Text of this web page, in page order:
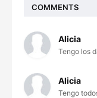
COMMENTS
Alicia
Tengo los
Alicia
Tengo